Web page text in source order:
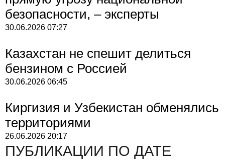
безопасности, – эксперты
30.06.2026 07:27
Казахстан не спешит делиться
бензином с Россией
30.06.2026 06:45
Киргизия и Узбекистан обменялись
территориями
26.06.2026 20:17
ПУБЛИКАЦИИ ПО ДАТЕ